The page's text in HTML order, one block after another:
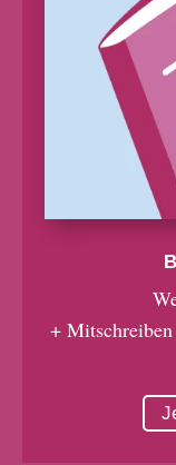
+ Mitschreiben